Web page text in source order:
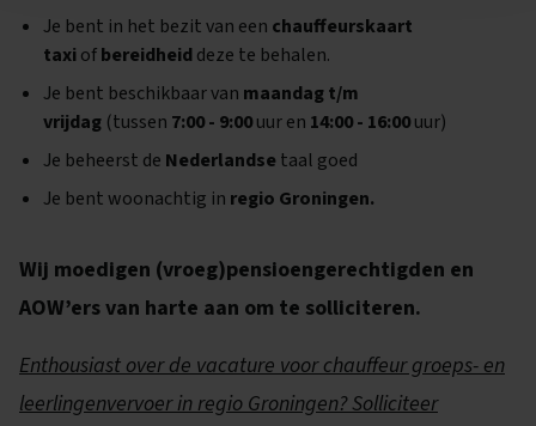
Je bent in het bezit van een chauffeurskaart
taxi ofbereidheid deze te behalen.
Je bent beschikbaar van maandag t/m
vrijdag (tussen 7:00 - 9:00uur en 14:00 - 16:00uur)
Je beheerst de Nederlandse taal goed
Je bent woonachtig in regio Groningen.
Wij moedigen (vroeg)pensioengerechtigden en
AOW’ers van harte aan om te solliciteren.
Enthousiast over de vacature voor chauffeur groeps- en
leerlingenvervoer in regio Groningen? Solliciteer